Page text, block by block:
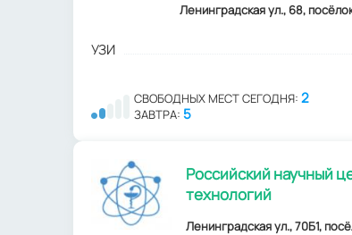
Ленинградская ул., 68,
УЗИ
СВОБОДНЫХ МЕСТ СЕГОДНЯ: 2
ЗАВТРА: 5
Российский научный
технологий
Ленинградская ул., 70Б1,